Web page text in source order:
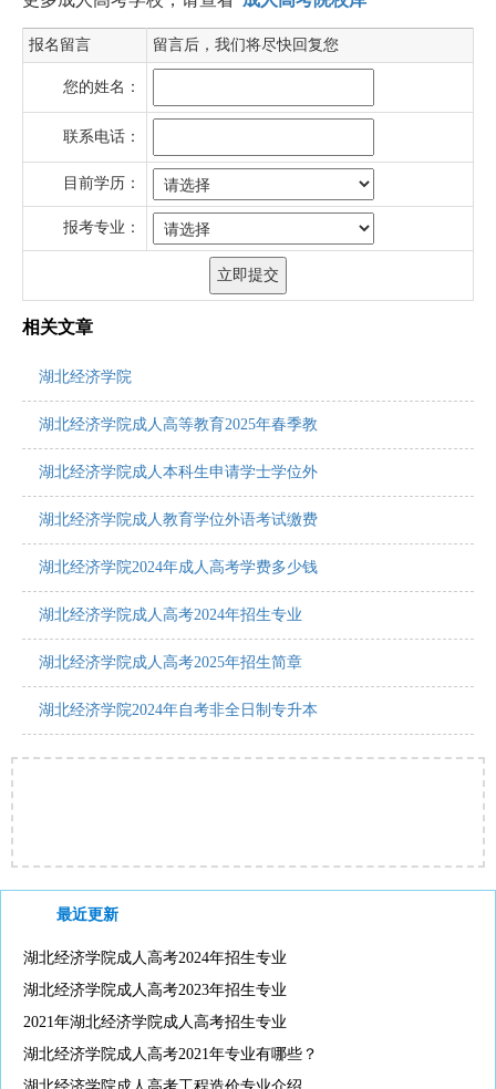
报名留言 留言后，我们将尽快回复您
您的姓名：
联系电话：
目前学历：
报考专业：
相关文章
湖北经济学院
湖北经济学院成人高等教育2025年春季教
湖北经济学院成人本科生申请学士学位外
湖北经济学院成人教育学位外语考试缴费
湖北经济学院2024年成人高考学费多少钱
湖北经济学院成人高考2024年招生专业
湖北经济学院成人高考2025年招生简章
湖北经济学院2024年自考非全日制专升本
最近更新
湖北经济学院成人高考2024年招生专业
湖北经济学院成人高考2023年招生专业
2021年湖北经济学院成人高考招生专业
湖北经济学院成人高考2021年专业有哪些？